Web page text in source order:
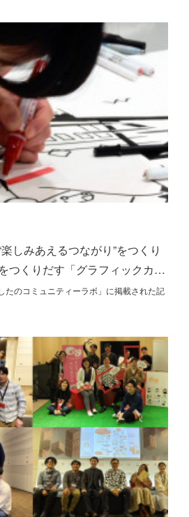
しみあえるつながり”をつくり
つくりだす「グラフィックカ…
たのコミュニティーラボ」に掲載された記